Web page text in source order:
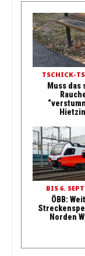
TSCHICK-
Muss das
BIS 6.
ÖBB:
Norden